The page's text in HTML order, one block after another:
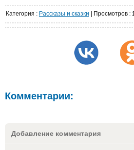
Категория : Рассказы и сказки Просмотров :
Комментарии:
Добавление комментария